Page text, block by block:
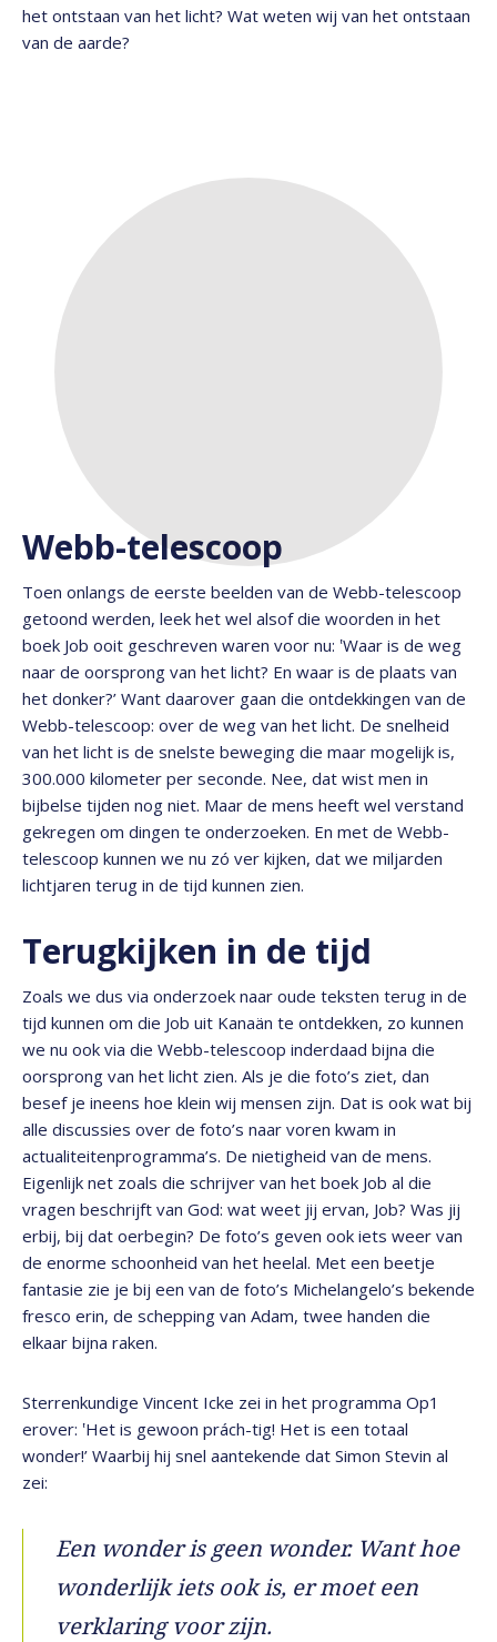
het ontstaan van het licht? Wat weten wij van het ontstaan
van de aarde?
Webb-telescoop
Toen onlangs de eerste beelden van de Webb-telescoop
getoond werden, leek het wel alsof die woorden in het
boek Job ooit geschreven waren voor nu: ‛Waar is de weg
naar de oorsprong van het licht? En waar is de plaats van
het donker?’ Want daarover gaan die ontdekkingen van de
Webb-telescoop: over de weg van het licht. De snelheid
van het licht is de snelste beweging die maar mogelijk is,
300.000 kilometer per seconde. Nee, dat wist men in
bijbelse tijden nog niet. Maar de mens heeft wel verstand
gekregen om dingen te onderzoeken. En met de Webb-
telescoop kunnen we nu zó ver kijken, dat we miljarden
lichtjaren terug in de tijd kunnen zien.
Terugkijken in de tijd
Zoals we dus via onderzoek naar oude teksten terug in de
tijd kunnen om die Job uit Kanaän te ontdekken, zo kunnen
we nu ook via die Webb-telescoop inderdaad bijna die
oorsprong van het licht zien. Als je die foto’s ziet, dan
besef je ineens hoe klein wij mensen zijn. Dat is ook wat bij
alle discussies over de foto’s naar voren kwam in
actualiteitenprogramma’s. De nietigheid van de mens.
Eigenlijk net zoals die schrijver van het boek Job al die
vragen beschrijft van God: wat weet jij ervan, Job? Was jij
erbij, bij dat oerbegin? De foto’s geven ook iets weer van
de enorme schoonheid van het heelal. Met een beetje
fantasie zie je bij een van de foto’s Michelangelo’s bekende
fresco erin, de schepping van Adam, twee handen die
elkaar bijna raken.
Sterrenkundige Vincent Icke zei in het programma Op1
erover: ‛Het is gewoon prách-tig! Het is een totaal
wonder!’ Waarbij hij snel aantekende dat Simon Stevin al
zei:
Een wonder is geen wonder. Want hoe
wonderlijk iets ook is, er moet een
verklaring voor zijn.